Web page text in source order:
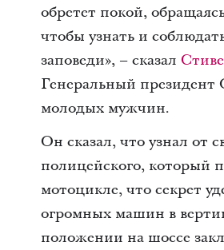
обретет покой,
чтобы узнать и
заповеди», – сказал
Генеральный президент
молодых мужчин.
Он сказал, что узнал от
полицейского, который
мотоцикле, что секрет
огромных машин в
положении на шоссе